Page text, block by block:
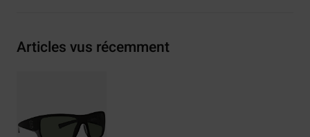
Articles vus récemment